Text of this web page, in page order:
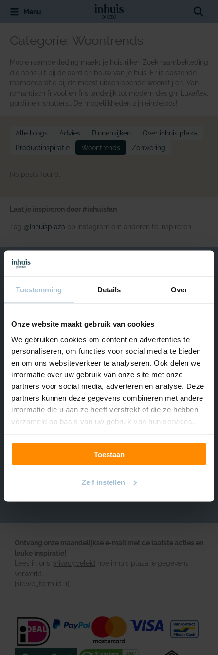
Toestemming Details Over
Onze website maakt gebruik van cookies
We gebruiken cookies om content en advertenties te
personaliseren, om functies voor social media te bieden
en om ons websiteverkeer te analyseren. Ook delen we
informatie over uw gebruik van onze site met onze
partners voor social media, adverteren en analyse. Deze
partners kunnen deze gegevens combineren met andere
informatie die u aan ze heeft verstrekt of die ze hebben
verzameld op basis van uw gebruik van hun services.
Toestaan
Zelf instellen
naar
inhoud
Menu
Categorie: Woontrends
Mooie raambekleding maakt je huis rijker. Zoek raambekleding
die aansluit bij de aard en bouw van je huis. Er is passende
raamdecoratie bij de meest uiteenlopende woonstijlen. Van
romantisch frivool en fris landelijk tot modern design. Luxaflex,
gordijnen, shutters… De mogelijkheden zijn eindeloos!
Alle blogs Advies Binnenkijken
Over inhuis plaza
Productinspiratie
Woontrends Zonwering
No posts found.
Laat je inspireren door #inhuisfan
Tag @Inhuisplaza op Instagram om anderen te inspireren.
We helpen je graag
+31 (0) 180 – 555 900
Naar Hulp & Contact
Ons assortiment
Inspiratie
Volg ons
Ontvang onze maandelijkse e-mail met de laatste acties en
leuke inspiratie!
Lees in ons privacybeleid
hoe inhuis plaza je gegevens
verwerkt.
[sibwp_form id=1]